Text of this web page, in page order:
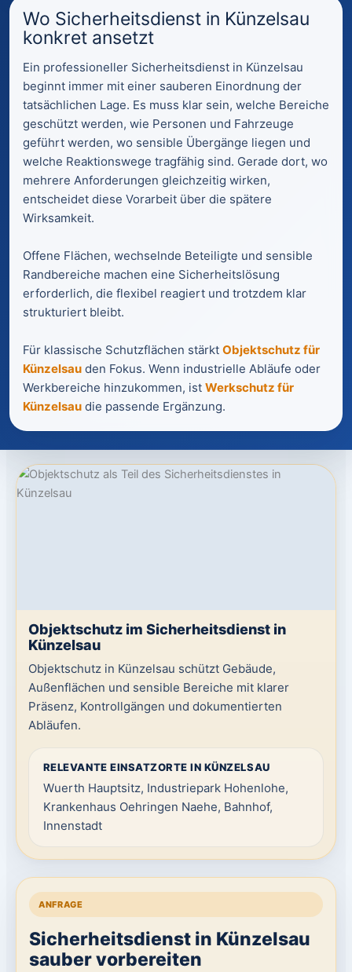
Wo Sicherheitsdienst in Künzelsau
konkret ansetzt
Ein professioneller Sicherheitsdienst in Künzelsau
beginnt immer mit einer sauberen Einordnung der
tatsächlichen Lage. Es muss klar sein, welche Bereiche
geschützt werden, wie Personen und Fahrzeuge
geführt werden, wo sensible Übergänge liegen und
welche Reaktionswege tragfähig sind. Gerade dort, wo
mehrere Anforderungen gleichzeitig wirken,
entscheidet diese Vorarbeit über die spätere
Wirksamkeit.
Offene Flächen, wechselnde Beteiligte und sensible
Randbereiche machen eine Sicherheitslösung
erforderlich, die flexibel reagiert und trotzdem klar
strukturiert bleibt.
Für klassische Schutzflächen stärkt Objektschutz für
Künzelsau den Fokus. Wenn industrielle Abläufe oder
Werkbereiche hinzukommen, ist Werkschutz für
Künzelsau die passende Ergänzung.
Objektschutz im Sicherheitsdienst in
Künzelsau
Objektschutz in Künzelsau schützt Gebäude,
Außenflächen und sensible Bereiche mit klarer
Präsenz, Kontrollgängen und dokumentierten
Abläufen.
RELEVANTE EINSATZORTE IN KÜNZELSAU
Wuerth Hauptsitz, Industriepark Hohenlohe,
Krankenhaus Oehringen Naehe, Bahnhof,
Innenstadt
ANFRAGE
Sicherheitsdienst in Künzelsau
sauber vorbereiten